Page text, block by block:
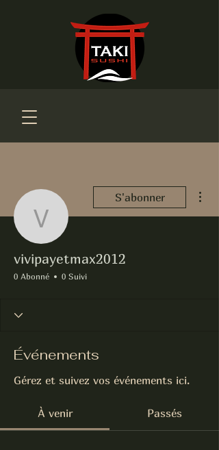
S'abonner
vivipayetmax2012
0 Abonné 0 Suivi
Événements
Gérez et suivez vos événements ici.
À venir Passés